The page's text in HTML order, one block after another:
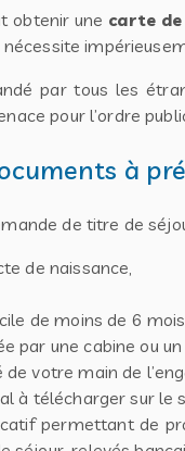
obtenir une carte
par tous les
pour l’ordre
à
de titre de
de naissance,
de moins de 6
par une cabine ou
votre main de
à télécharger sur le
permettant de